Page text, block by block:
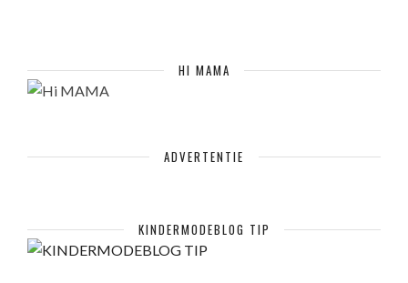
HI MAMA
ADVERTENTIE
KINDERMODEBLOG TIP